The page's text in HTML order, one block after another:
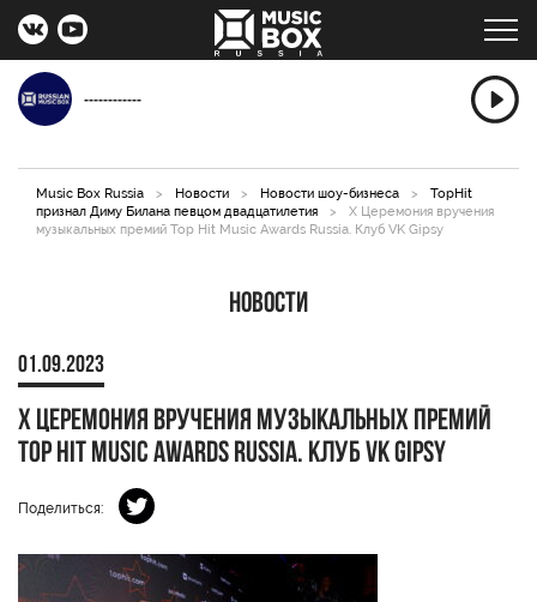
------------
Music Box Russia > Новости > Новости шоу-бизнеса >
TopHit
признал Диму Билана певцом двадцатилетия
>
X Церемония вручения
музыкальных премий Top Hit Music Awards Russia. Клуб VK Gipsy
Новости
01.09.2023
X Церемония вручения музыкальных премий
Top Hit Music Awards Russia. Клуб VK Gipsy
Поделиться: